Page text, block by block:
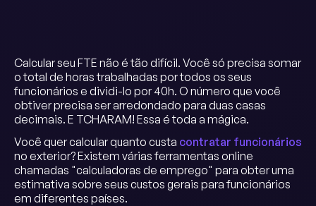
Calcular seu FTE não é tão difícil. Você só precisa somar
o total de horas trabalhadas por todos os seus
funcionários e dividi-lo por 40h. O número que você
obtiver precisa ser arredondado para duas casas
decimais. E TCHARAM! Essa é toda a mágica.
Você quer calcular quanto custa contratar funcionários
no exterior? Existem várias ferramentas online
chamadas "calculadoras de emprego" para obter uma
estimativa sobre seus custos gerais para funcionários
em diferentes países.